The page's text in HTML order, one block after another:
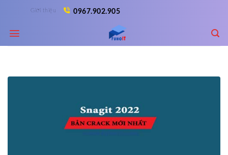
content
Giới thiệu 0967.902.905